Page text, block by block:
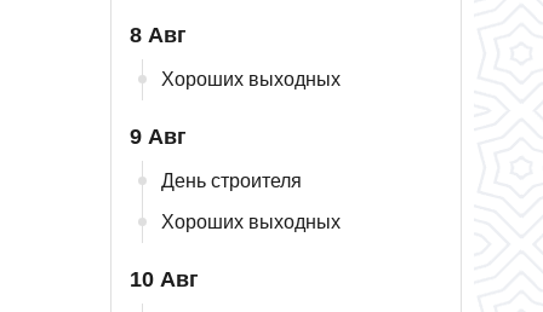
8 Авг
Хороших выходных
9 Авг
День строителя
Хороших выходных
10 Авг